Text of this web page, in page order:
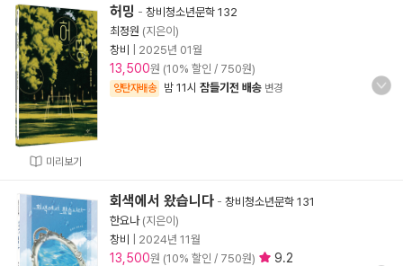
미리보기
허밍 - 창비청소년문학 132
최정원 (지은이)
창비
2025년 01월
13,500원 (10% 할인 / 750원)
양탄자배송 밤 11시 잠들기전 배송 변경
회색에서 왔습니다 - 창비청소년문학 131
한요나(지은이)
창비
2024년 11월
13,500원 (10% 할인 / 750원) 9.2